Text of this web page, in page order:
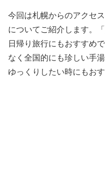
今回は札幌からのアクセ
についてご紹介します。
日帰り旅行にもおすすめ
なく全国的にも珍しい手
ゆっくりしたい時にもおす